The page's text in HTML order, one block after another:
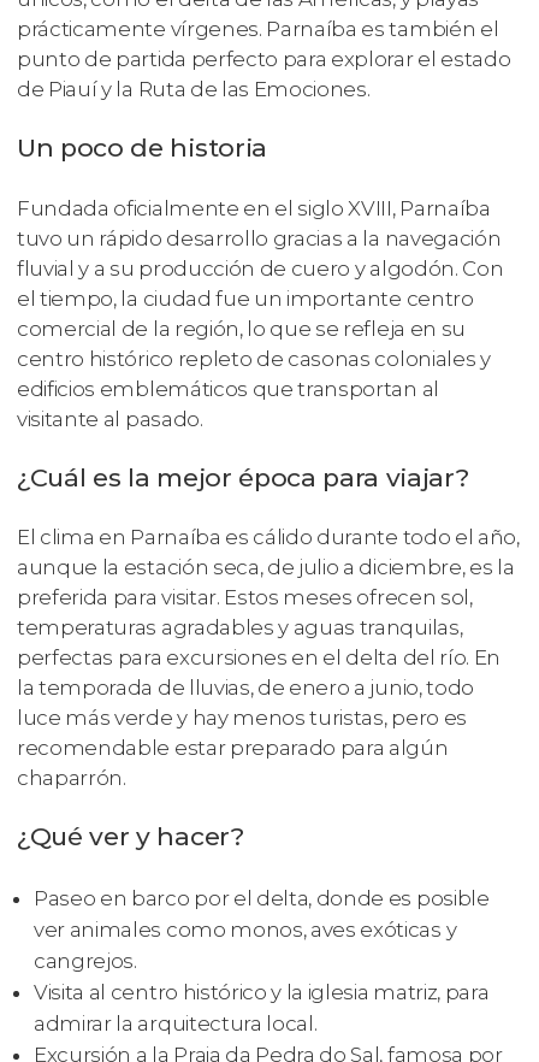
prácticamente vírgenes. Parnaíba es también el
punto de partida perfecto para explorar el estado
de Piauí y la Ruta de las Emociones.
Un poco de historia
Fundada oficialmente en el siglo XVIII, Parnaíba
tuvo un rápido desarrollo gracias a la navegación
fluvial y a su producción de cuero y algodón. Con
el tiempo, la ciudad fue un importante centro
comercial de la región, lo que se refleja en su
centro histórico repleto de casonas coloniales y
edificios emblemáticos que transportan al
visitante al pasado.
¿Cuál es la mejor época para viajar?
El clima en Parnaíba es cálido durante todo el año,
aunque la estación seca, de julio a diciembre, es la
preferida para visitar. Estos meses ofrecen sol,
temperaturas agradables y aguas tranquilas,
perfectas para excursiones en el delta del río. En
la temporada de lluvias, de enero a junio, todo
luce más verde y hay menos turistas, pero es
recomendable estar preparado para algún
chaparrón.
¿Qué ver y hacer?
Paseo en barco por el delta, donde es posible
ver animales como monos, aves exóticas y
cangrejos.
Visita al centro histórico y la iglesia matriz, para
admirar la arquitectura local.
Excursión a la Praia da Pedra do Sal, famosa por